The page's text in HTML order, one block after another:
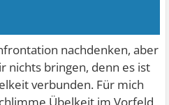
nachdenken, aber
nichts bringen, denn es ist
verbunden. Für mich